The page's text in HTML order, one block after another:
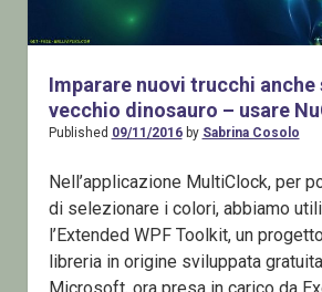
Imparare nuovi trucchi anche
vecchio dinosauro – usare
Published 09/11/2016by Sabrina Cosolo
Nell’applicazione MultiClock, per
di selezionare i colori, abbiamo
l’Extended WPF Toolkit, un
libreria in origine sviluppata